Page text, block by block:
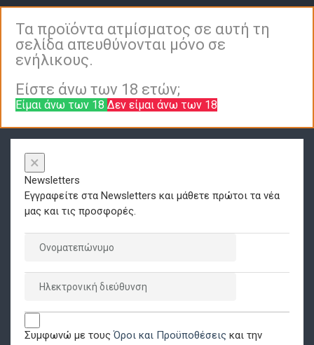
Τα προϊόντα ατμίσματος σε αυτή τη
σελίδα απευθύνονται μόνο σε
ενήλικους.
Είστε άνω των 18 ετών;
Είμαι άνω των 18 Δεν είμαι άνω των 18
×
Newsletters
Εγγραφείτε στα Newsletters και μάθετε πρώτοι τα νέα
μας και τις προσφορές.
Συμφωνώ με τουςΌροι και Προϋποθέσεις και την